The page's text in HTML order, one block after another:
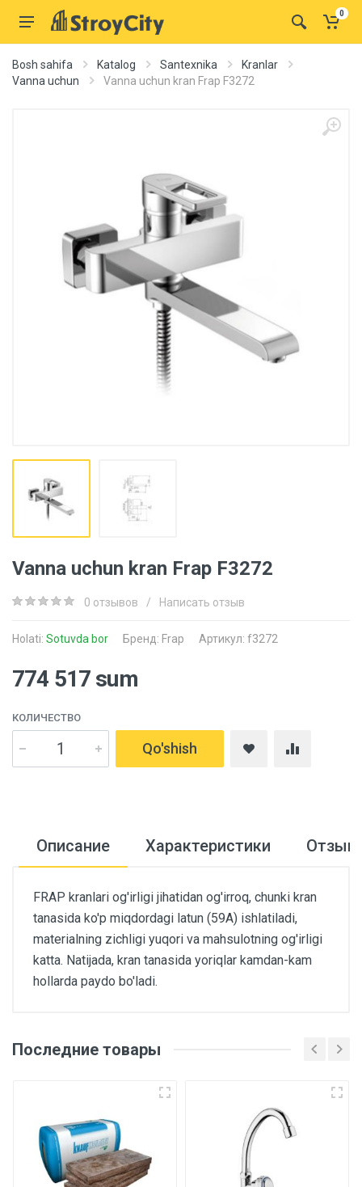
0
Bosh sahifa Katalog Santexnika
Kranlar
Vanna uchun
Vanna uchun kran Frap F3272
Vanna uchun kran Frap F3272
0 отзывов / Написать отзыв
Holati: Sotuvda bor Бренд: Frap Артикул: f3272
774 517 sum
КОЛИЧЕСТВО
Qo'shish
Описание Характеристики
FRAP kranlari og'irligi jihatidan og'irroq, chunki kran
tanasida ko'p miqdordagi latun (59A) ishlatiladi,
materialning zichligi yuqori va mahsulotning og'irligi
katta. Natijada, kran tanasida yoriqlar kamdan-kam
hollarda paydo bo'ladi.
Основные
Бренд
Frap
Последние товары